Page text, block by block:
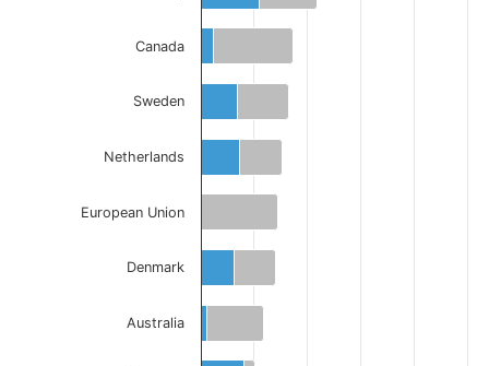
Canada
Sweden
Netherlands
European Union
Denmark
Australia